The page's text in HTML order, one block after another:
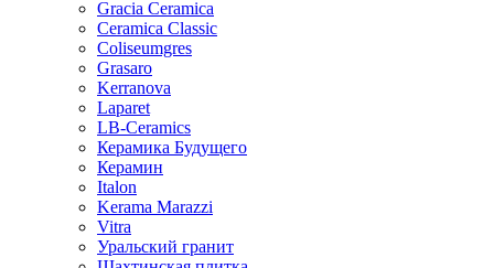
Gracia Ceramica
Ceramica Classic
Coliseumgres
Grasaro
Kerranova
Laparet
LB-Ceramics
Керамика Будущего
Керамин
Italon
Kerama Marazzi
Vitra
Уральский гранит